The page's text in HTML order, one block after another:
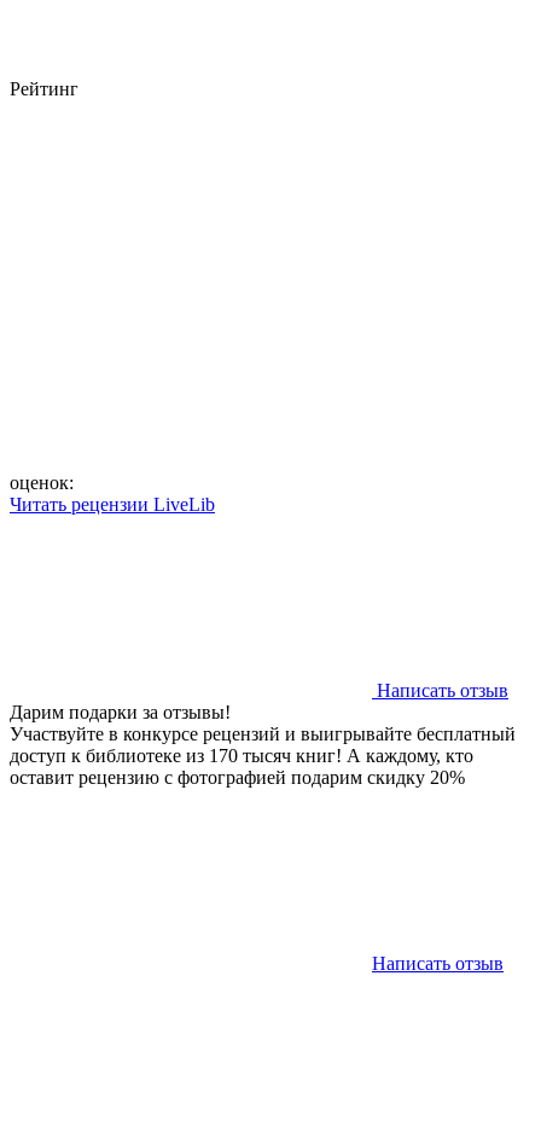
Рейтинг
оценок:
Читать рецензии LiveLib
Написать отзыв
Дарим подарки за отзывы!
Участвуйте в конкурсе рецензий и выигрывайте бесплатный
доступ к библиотеке из 170 тысяч книг! А каждому, кто
оставит рецензию с фотографией подарим скидку 20%
Написать отзыв